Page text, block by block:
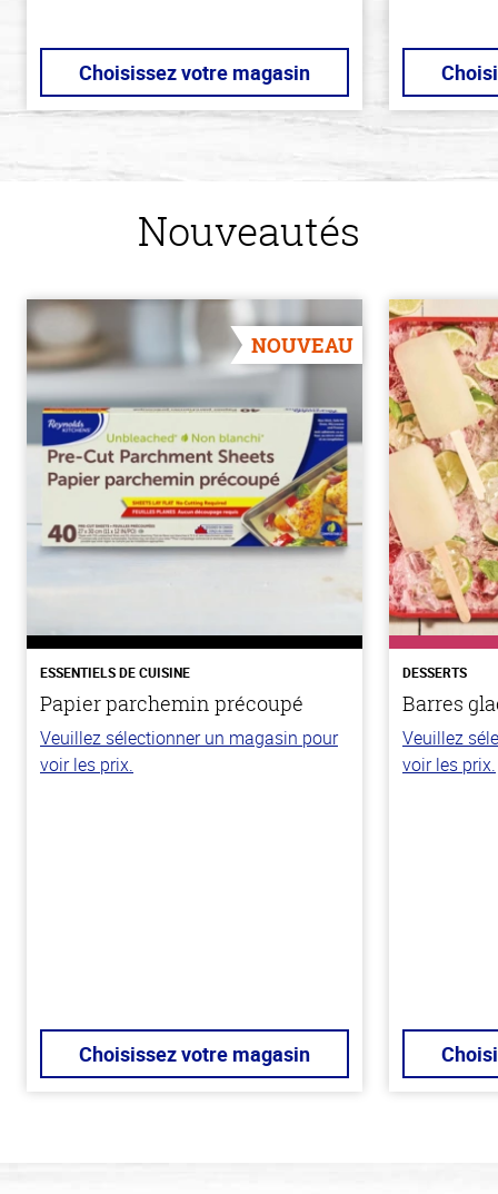
Choisissez votre magasin
Nouveautés
NOUVEAU
ESSENTIELS DE CUISINE
Papier parchemin précoupé
Veuillez sélectionner un magasin pour
voir les prix.
Choisissez votre magasin
DESSERTS
Barres
Veuillez
voir les prix.